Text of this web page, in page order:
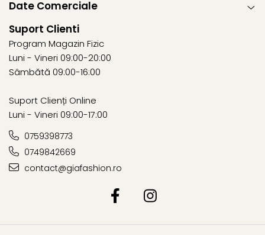
Date Comerciale
Suport Clienti
Program Magazin Fizic
Luni - Vineri 09:00-20:00
Sâmbătă 09:00-16:00
Suport Clienți Online
Luni - Vineri 09:00-17:00
0759398773
0749842669
contact@giafashion.ro